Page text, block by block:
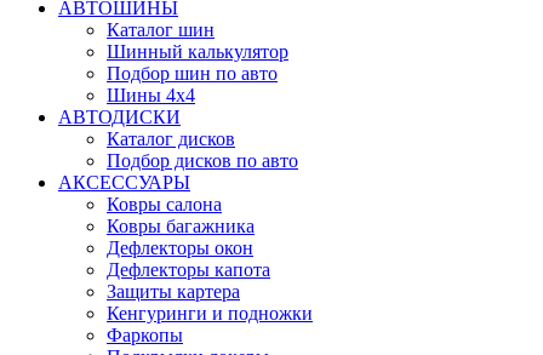
АВТОШИНЫ
Каталог шин
Шинный калькулятор
Подбор шин по авто
Шины 4x4
АВТОДИСКИ
Каталог дисков
Подбор дисков по авто
АКСЕССУАРЫ
Ковры салона
Ковры багажника
Дефлекторы окон
Дефлекторы капота
Защиты картера
Кенгуринги и подножки
Фаркопы